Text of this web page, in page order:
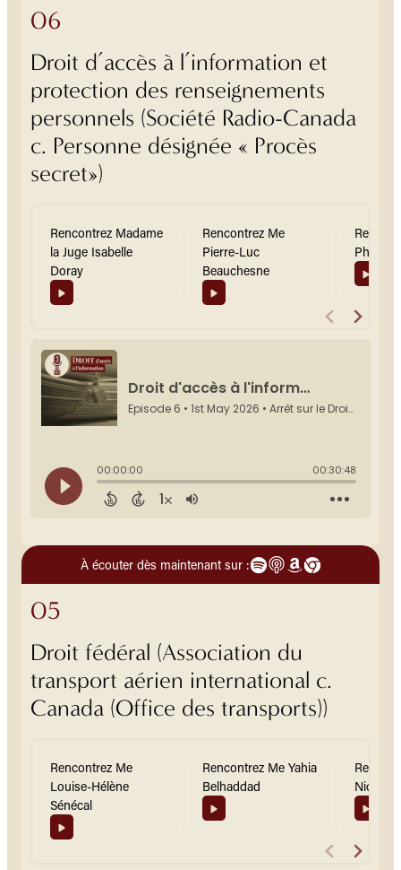
06
Droit d’accès à l’information et
protection des renseignements
personnels (Société Radio-Canada
c. Personne désignée « Procès
secret»)
Rencontrez Madame
la Juge Isabelle
Doray
Rencontrez Me
Pierre-Luc
Beauchesne
À écouter dès maintenant sur :
05
Droit fédéral (Association du
transport aérien international c.
Canada (Office des transports))
Rencontrez Me
Louise-Hélène
Sénécal
Rencontrez Me Yahia
Belhaddad
Nicolas